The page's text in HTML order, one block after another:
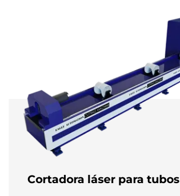
Cortadora láser para tubos